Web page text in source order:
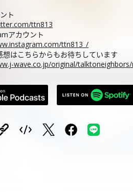
ト
ttn813
アカウント
ttn813_/
想はこちらからもお待ちしています
wave.co.jp/original/